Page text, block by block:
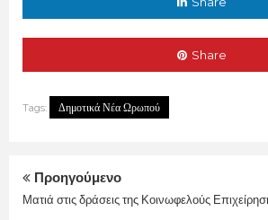
Share
Tags: Δημοτικά Νέα Ωρωπού
Προηγούμενο
Ματιά στις δράσεις της Κοινωφελούς